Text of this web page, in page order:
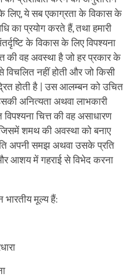
लिए, ये सब एकाग्रता के विकास के
का प्रयोग करते हैं, तथा हमारी
के विकास के लिए विपश्यना
की वह अवस्था है जो हर प्रकार के
नहीं होती और जो किसी
होती है | उस आलम्बन को उचित
अनित्यता अथवा लाभकारी
चित्त की वह असाधारण
शमथ की अवस्था को बनाए
अपनी समझ अथवा उसके प्रति
और आशय में गहराई से विभेद करना
भारतीय मूल्य हैं: